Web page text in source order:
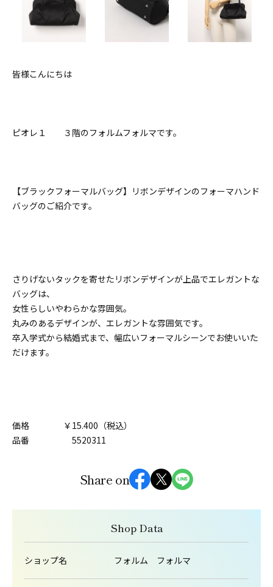
皆様こんにちは
ピオレ１ ３階のフォルムフォルマです。
【ブラックフォーマルバッグ】リボンデザインのフォーマハンド
バッグのご紹介です。
さりげないタックを寄せたリボンデザインが上品でエレガントな
バッグは、
女性らしいやわらかな雰囲気。
丸みのあるデザインが、エレガントな雰囲気です。
卒入学式から結婚式まで、幅広いフォーマルシーンでお使いいた
だけます。
価格 ￥15.400（税込）
品番 5520311
Share on
Shop Data
ショップ名 フォルム フォルマ